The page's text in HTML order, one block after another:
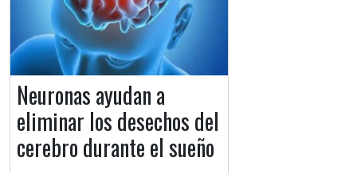
Neuronas ayudan a
eliminar los desechos del
cerebro durante el sueño